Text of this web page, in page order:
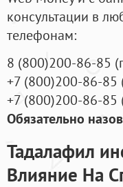
консультации в
телефонам:
8 (800)200-86-85 (
+7 (800)200-86-85
+7 (800)200-86-85
Обязательно
Тадалафил
Влияние На